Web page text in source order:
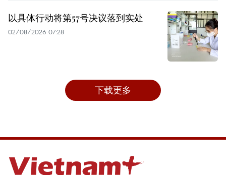
以具体行动将第57号决议落到实处
02/08/2026 07:28
下载更多